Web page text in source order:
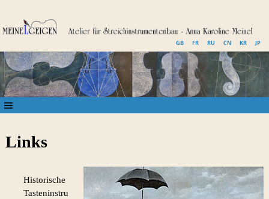
GB FR RU CN KR JP
Links
Historische
Tasteninstru